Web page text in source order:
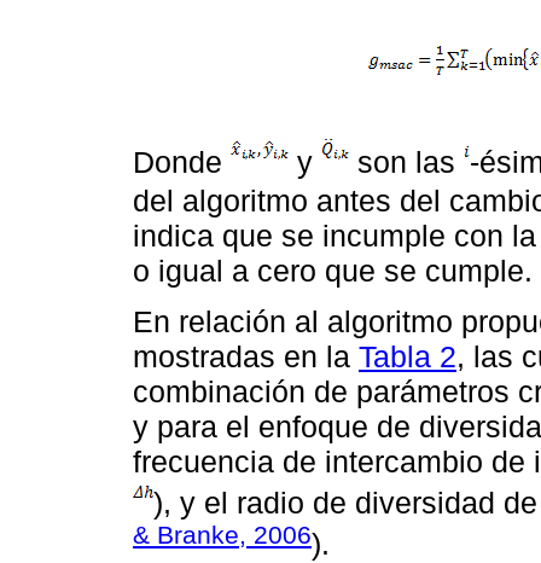
Donde y son las -
del algoritmo antes del
indica que se incumple con
o igual a cero que se cumple.
En relación al algoritmo
mostradas en la Tabla 2, las
combinación de parámetros
y para el enfoque de
frecuencia de intercambio de
), y el radio de diversidad
& Branke, 2006).